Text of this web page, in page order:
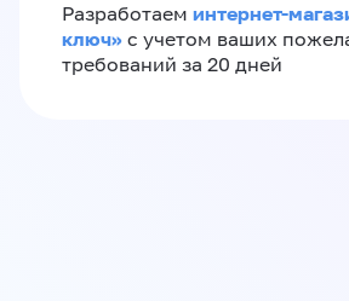
Разработаем интернет-
ключ»‎ с учетом ваших
требований за 20 дней